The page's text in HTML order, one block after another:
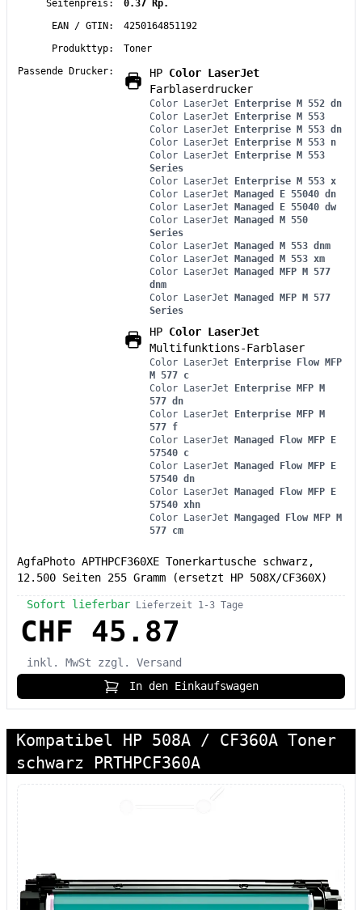
Seitenpreis:
0.37 Rp.
EAN / GTIN:
4250164851192
Produkttyp:
Toner
Passende Drucker:
HP Color LaserJet
Farblaserdrucker
Color LaserJet Enterprise M 552 dn
Color LaserJet Enterprise M 553
Color LaserJet Enterprise M 553 dn
Color LaserJet Enterprise M 553 n
Color LaserJet Enterprise M 553
Series
Color LaserJet Enterprise M 553 x
Color LaserJet Managed E 55040 dn
Color LaserJet Managed E 55040 dw
Color LaserJet Managed M 550
Series
Color LaserJet Managed M 553 dnm
Color LaserJet Managed M 553 xm
Color LaserJet Managed MFP M 577
dnm
Color LaserJet Managed MFP M 577
Series
HP Color LaserJet
Multifunktions-Farblaser
Color LaserJet Enterprise Flow MFP
M 577 c
Color LaserJet Enterprise MFP M
577 dn
Color LaserJet Enterprise MFP M
577 f
Color LaserJet Managed Flow MFP E
57540 c
Color LaserJet Managed Flow MFP E
57540 dn
Color LaserJet Managed Flow MFP E
57540 xhn
Color LaserJet Mangaged Flow MFP M
577 cm
AgfaPhoto APTHPCF360XE Tonerkartusche schwarz,
12.500 Seiten 255 Gramm (ersetzt HP 508X/CF360X)
Sofort lieferbar Lieferzeit 1-3 Tage
CHF 45.87
inkl. MwSt
zzgl. Versand
In den Einkaufswagen
Kompatibel HP 508A / CF360A Toner
schwarz PRTHPCF360A